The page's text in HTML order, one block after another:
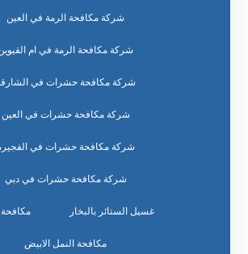
شركة مكافحة الرمة في العين
شركة مكافحة الرمة في ام
شركة مكافحة حشرات في
شركة مكافحة حشرات في العين
شركة مكافحة حشرات في
شركة مكافحة حشرات في دبي
غسيل الستائر بالبخار مكافحة
مكافحة النمل الابيض